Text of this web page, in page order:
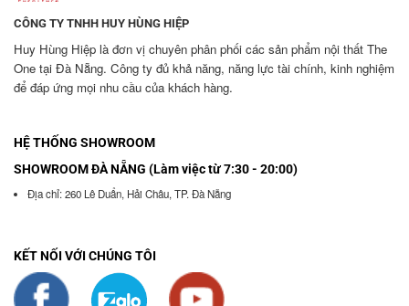
CÔNG TY TNHH HUY HÙNG HIỆP
Huy Hùng Hiệp là đơn vị chuyên phân phối các sản phẩm nội thất The
One tại Đà Nẵng. Công ty đủ khả năng, năng lực tài chính, kinh nghiệm
để đáp ứng mọi nhu cầu của khách hàng.
HỆ THỐNG SHOWROOM
SHOWROOM ĐÀ NẴNG (Làm việc từ 7:30 - 20:00)
Địa chỉ: 260 Lê Duẩn, Hải Châu, TP. Đà Nẵng
KẾT NỐI VỚI CHÚNG TÔI